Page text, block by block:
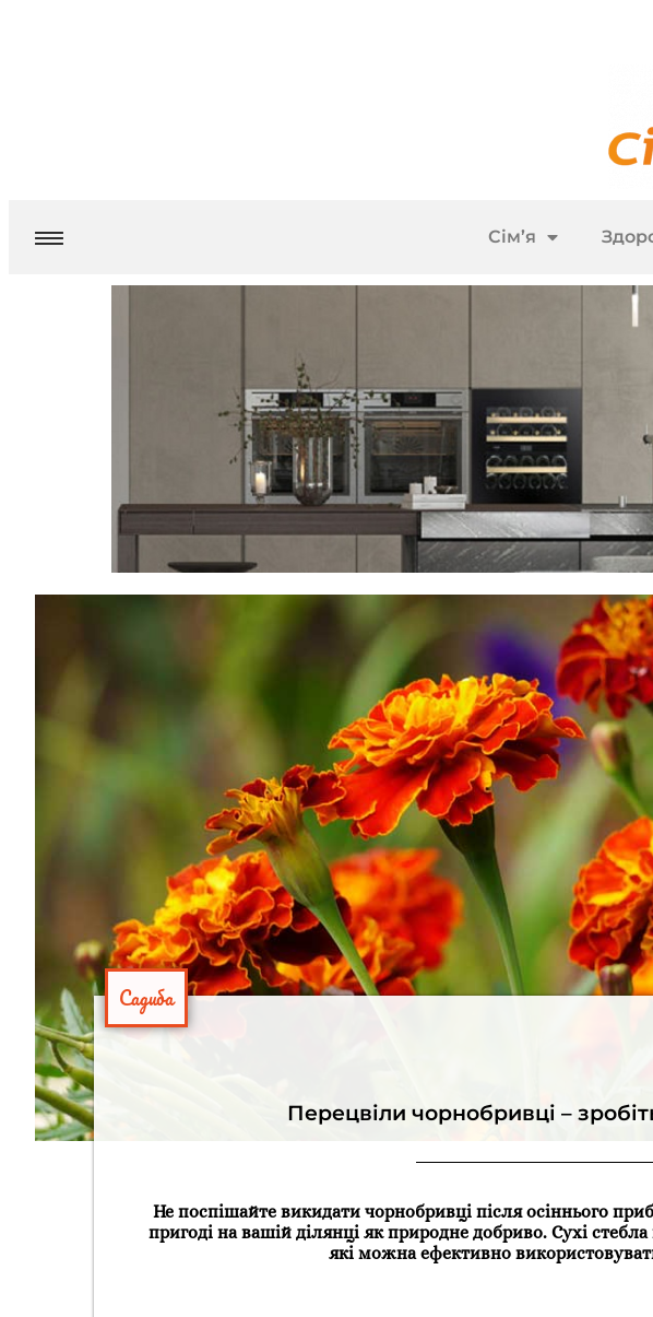
Сім’я
Садиба
Перецвіли чорнобривці –
Не поспішайте викидати чорнобривці після осіннього
пригоді на вашій ділянці як природне добриво. Сухі
які можна ефективно